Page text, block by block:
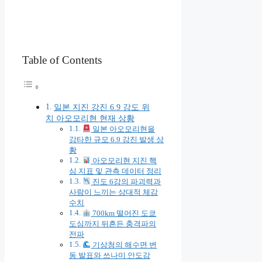
Table of Contents
일본 지진 강진 6.9 강도 위
치 아오모리현 현재 상황
일본 아오모리현을
강타한 규모 6.9 강진 발생 상
황
아오모리현 지진 핵
심 지표 및 관측 데이터 정리
진도 6강의 파괴력과
사람이 느끼는 상대적 체감
수치
700km 떨어진 도쿄
도심까지 뒤흔든 충격파의
전파
기상청의 해수면 변
동 발표와 쓰나미 안도감